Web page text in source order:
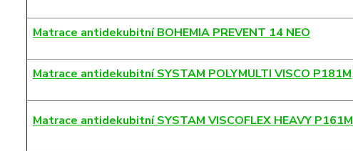
Matrace antidekubitní BOHEMIA PREVENT 14 NEO
Matrace antidekubitní SYSTAM POLYMULTI VISCO P181M
Matrace antidekubitní SYSTAM VISCOFLEX HEAVY P161M